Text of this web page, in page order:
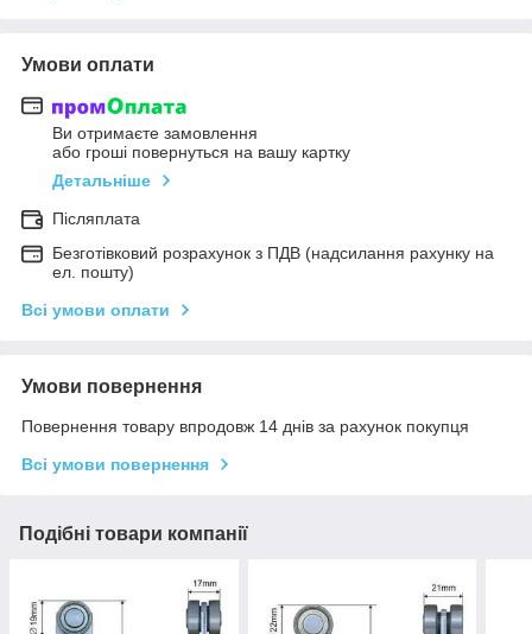
Умови оплати
Ви отримаєте замовлення
або гроші повернуться на вашу картку
Детальніше
Післяплата
Безготівковий розрахунок з ПДВ (надсилання рахунку на
ел. пошту)
Всі умови оплати
Умови повернення
Повернення товару впродовж 14 днів за рахунок покупця
Всі умови повернення
Подібні товари компанії